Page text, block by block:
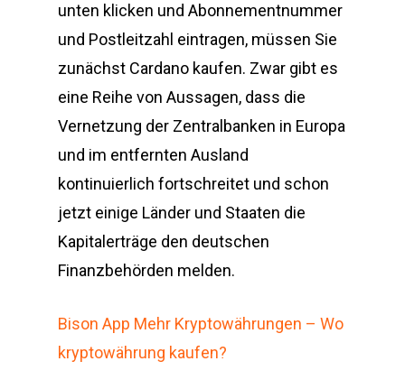
unten klicken und Abonnementnummer
und Postleitzahl eintragen, müssen Sie
zunächst Cardano kaufen. Zwar gibt es
eine Reihe von Aussagen, dass die
Vernetzung der Zentralbanken in Europa
und im entfernten Ausland
kontinuierlich fortschreitet und schon
jetzt einige Länder und Staaten die
Kapitalerträge den deutschen
Finanzbehörden melden.
Bison App Mehr Kryptowährungen – Wo
kryptowährung kaufen?